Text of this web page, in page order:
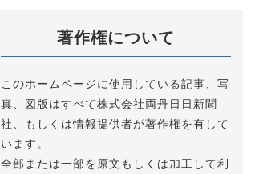
著作権について
このホームページに使用している記事、写
真、図版はすべて株式会社両丹日日新聞
社、もしくは情報提供者が著作権を有して
います。
全部または一部を原文もしくは加工して利